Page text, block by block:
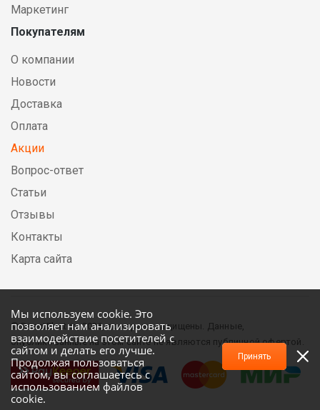
Мы используем cookie. Это
позволяет нам анализировать
взаимодействие посетителей с
сайтом и делать его лучше.
Продолжая пользоваться
сайтом, вы соглашаетесь с
использованием файлов
cookie.
Принять
Маркетинг
Покупателям
О компании
Новости
Доставка
Оплата
Акции
Вопрос-ответ
Статьи
Отзывы
Контакты
Карта сайта
© DirectElectric, 2026, все права защищены. Данные,
опубликованные на этом сайте не являются публичной офертой.